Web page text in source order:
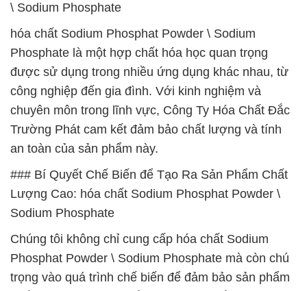
\ Sodium Phosphate
hóa chất Sodium Phosphat Powder \ Sodium
Phosphate là một hợp chất hóa học quan trọng
được sử dụng trong nhiều ứng dụng khác nhau, từ
công nghiệp đến gia đình. Với kinh nghiệm và
chuyên môn trong lĩnh vực, Công Ty Hóa Chất Đắc
Trường Phát cam kết đảm bảo chất lượng và tính
an toàn của sản phẩm này.
### Bí Quyết Chế Biến để Tạo Ra Sản Phẩm Chất
Lượng Cao: hóa chất Sodium Phosphat Powder \
Sodium Phosphate
Chúng tôi không chỉ cung cấp hóa chất Sodium
Phosphat Powder \ Sodium Phosphate mà còn chú
trọng vào quá trình chế biến để đảm bảo sản phẩm